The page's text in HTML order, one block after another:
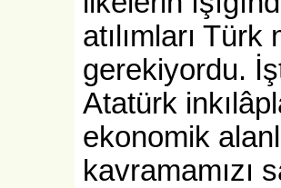
atılımları
gerekiyordu.
Atatürk
ekonomik
kavramamızı